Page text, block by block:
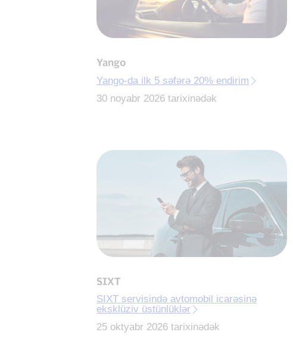
Yango
Yango-da ilk 5 səfərə 20% endirim
30 noyabr 2026 tarixinədək
SIXT
SIXT servisində avtomobil icarəsinə
eksklüziv üstünlüklər
25 oktyabr 2026 tarixinədək